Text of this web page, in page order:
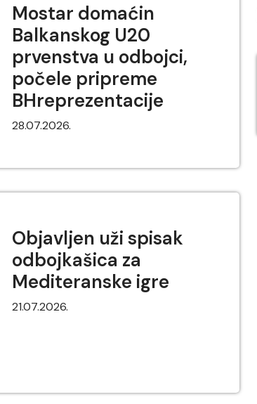
Mostar domaćin
Balkanskog U20
prvenstva u odbojci,
počele pripreme
BHreprezentacije
28.07.2026.
Objavljen uži spisak
odbojkašica za
Mediteranske igre
21.07.2026.